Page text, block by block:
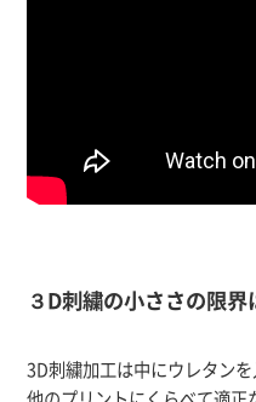
３D刺繍の小ささの限界
3D刺繍加工は中にウレタン